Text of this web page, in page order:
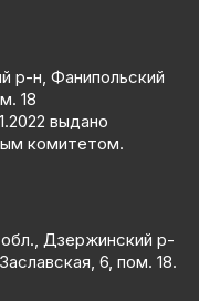
р-н, Фанипольский
18
выдано
комитетом.
Дзержинский р-
6, пом. 18.